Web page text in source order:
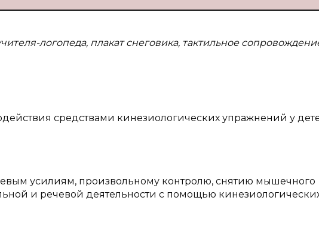
логопеда, плакат снеговика, тактильное
средствами кинезиологических упражнений у
усилиям, произвольному контролю, снятию мышечного
и речевой деятельности с помощью